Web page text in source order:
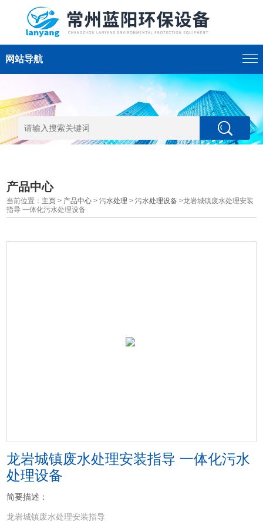
网站导航
产品中心
当前位置： 主页 > 产品中心 >污水处理 >污水处理设备 >龙岩城镇废水处理安装
指导 一体化污水处理设备
龙岩城镇废水处理安装指导 一体化污水
处理设备
简要描述：
龙岩城镇废水处理安装指导